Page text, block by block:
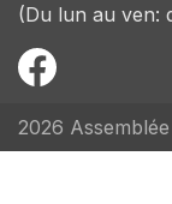
(Du lun au ven:
2026